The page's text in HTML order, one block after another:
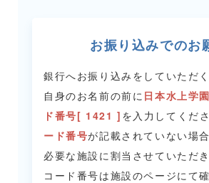
お振り込みでのお
銀行へお振り込みをしていただ
自身のお名前の前に 日本水上学
ド番号[ 1421 ] を入力してくださ
ード番号が記載されていない場
必要な施設に割当させていただき
コード番号は施設のページにて